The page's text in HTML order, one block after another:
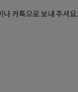
나 카톡으로 보내 주셔요.